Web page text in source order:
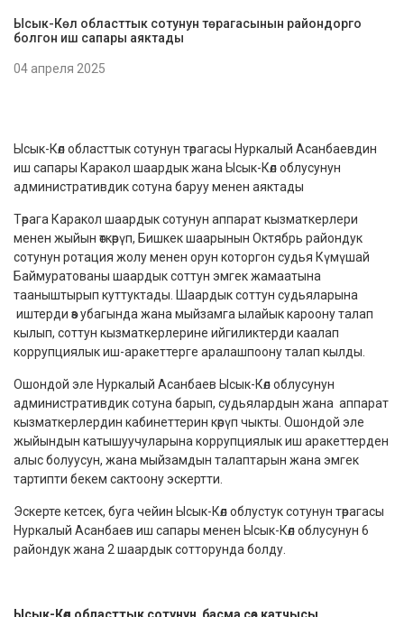
Ысык-Көл областтык сотунун төрагасынын райондорго
болгон иш сапары аяктады
04 апреля 2025
Ысык-Көл областтык сотунун төрагасы Нуркалый Асанбаевдин
иш сапары Каракол шаардык жана Ысык-Көл облусунун
административдик сотуна баруу менен аяктады
Төрага Каракол шаардык сотунун аппарат кызматкерлери
менен жыйын өткөрүп, Бишкек шаарынын Октябрь райондук
сотунун ротация жолу менен орун которгон судья Күмүшай
Баймуратованы шаардык соттун эмгек жамаатына
тааныштырып куттуктады. Шаардык соттун судьяларына
иштерди өз убагында жана мыйзамга ылайык кароону талап
кылып, соттун кызматкерлерине ийгиликтерди каалап
коррупциялык иш-аракеттерге аралашпоону талап кылды.
Ошондой эле Нуркалый Асанбаев Ысык-Көл облусунун
административдик сотуна барып, судьялардын жана аппарат
кызматкерлердин кабинеттерин көрүп чыкты. Ошондой эле
жыйындын катышуучуларына коррупциялык иш аракеттерден
алыс болуусун, жана мыйзамдын талаптарын жана эмгек
тартипти бекем сактоону эскертти.
Эскерте кетсек, буга чейин Ысык-Көл облустук сотунун төрагасы
Нуркалый Асанбаев иш сапары менен Ысык-Көл облусунун 6
райондук жана 2 шаардык сотторунда болду.